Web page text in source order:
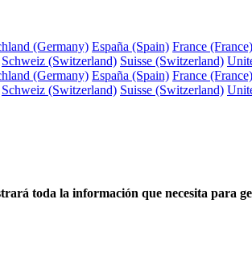
(Germany) España (Spain) France (France)
Schweiz (Switzerland) Suisse (Switzerland)
(Germany) España (Spain) France (France)
Schweiz (Switzerland) Suisse (Switzerland)
toda la información que necesita para